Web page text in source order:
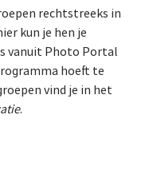
rechtstreeks in
kun je hen je
vanuit Photo Portal
hoeft te
vind je in het
.